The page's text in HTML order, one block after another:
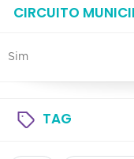
CIRCUITO
Sim
TAG